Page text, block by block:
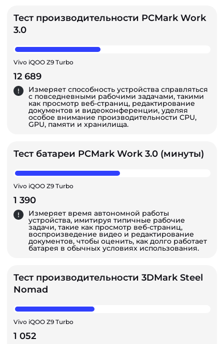
Тест производительности PCMark Work
3.0
Vivo iQOO Z9 Turbo
12 689
Измеряет способность устройства справляться
с повседневными рабочими задачами, такими
как просмотр веб-страниц, редактирование
документов и видеоконференции, уделяя
особое внимание производительности CPU,
GPU, памяти и хранилища.
Тест батареи PCMark Work 3.0 (минуты)
Vivo iQOO Z9 Turbo
1 390
Измеряет время автономной работы
устройства, имитируя типичные рабочие
задачи, такие как просмотр веб-страниц,
воспроизведение видео и редактирование
документов, чтобы оценить, как долго работает
батарея в обычных условиях использования.
Тест производительности 3DMark Steel
Nomad
Vivo iQOO Z9 Turbo
1 052